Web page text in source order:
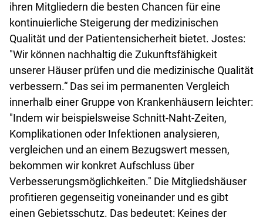
ihren Mitgliedern die besten Chancen für eine
kontinuierliche Steigerung der medizinischen
Qualität und der Patientensicherheit bietet. Jostes:
"Wir können nachhaltig die Zukunftsfähigkeit
unserer Häuser prüfen und die medizinische Qualität
verbessern.“ Das sei im permanenten Vergleich
innerhalb einer Gruppe von Krankenhäusern leichter:
"Indem wir beispielsweise Schnitt-Naht-Zeiten,
Komplikationen oder Infektionen analysieren,
vergleichen und an einem Bezugswert messen,
bekommen wir konkret Aufschluss über
Verbesserungsmöglichkeiten." Die Mitgliedshäuser
profitieren gegenseitig voneinander und es gibt
einen Gebietsschutz. Das bedeutet: Keines der